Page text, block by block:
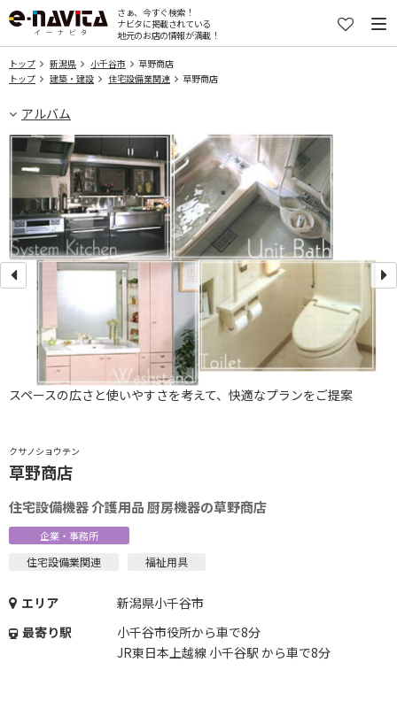
さぁ、今すぐ検索！
ナビタに掲載されている
地元のお店の情報が満載！
トップ 新潟県 小千谷市
草野商店
トップ
建築・建設 住宅設備業関連 草野商店
アルバム
クサノショウテン
草野商店
住宅設備機器 介護用品 厨房機器の草野商店
企業・事務所
住宅設備業関連 福祉用具
エリア
新潟県小千谷市
最寄り駅
小千谷市役所から車で8分
JR東日本上越線 小千谷駅 から車で8分
スペースの広さと使いやすさを考えて、快適なプランをご提案